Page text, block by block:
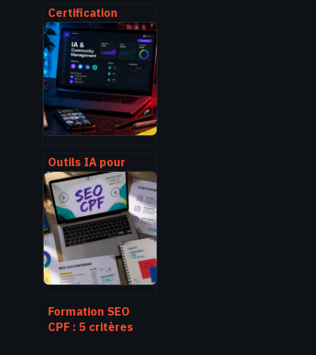
Certification
RS6372 : 5
critères pour
choisir votre
formation réseaux
sociaux financée
par le CPF
Outils IA pour
community
management : 5
leviers pour
automatiser sans
perdre sa
créativité
Formation SEO
CPF : 5 critères